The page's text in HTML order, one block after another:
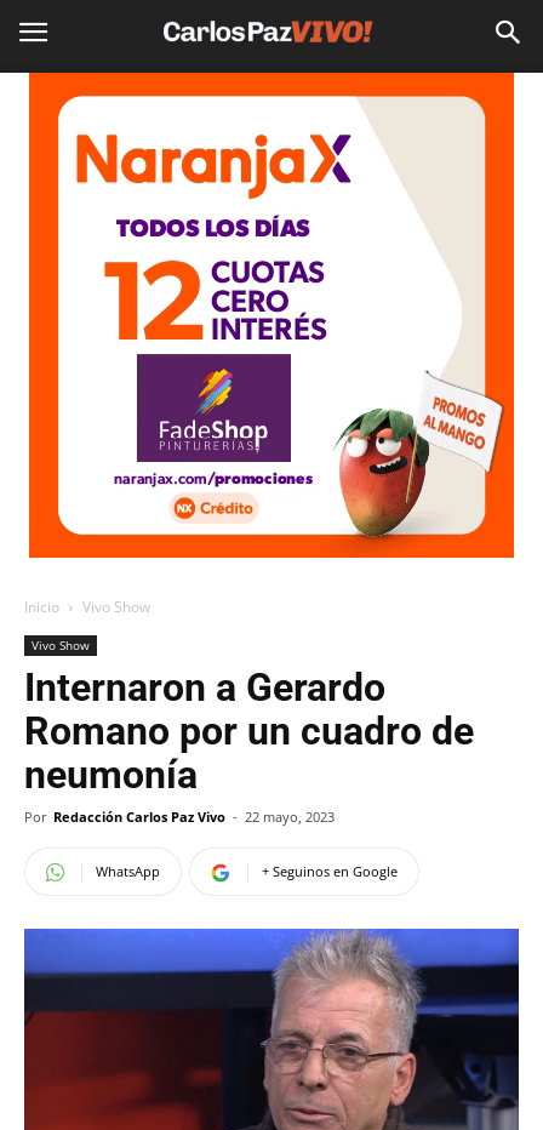
Inicio Vivo Show
Vivo Show
Internaron a Gerardo
Romano por un cuadro de
neumonía
Por Redacción Carlos Paz Vivo - 22 mayo, 2023
WhatsApp + Seguinos en Google